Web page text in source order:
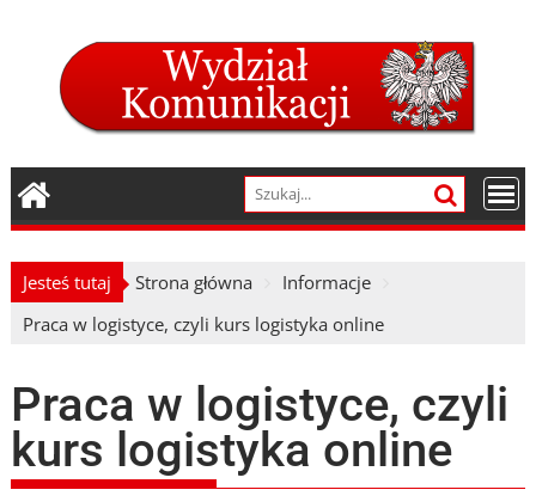
Jesteś tutaj Strona główna
Informacje
Praca w logistyce, czyli kurs logistyka online
Praca w logistyce, czyli
kurs logistyka online